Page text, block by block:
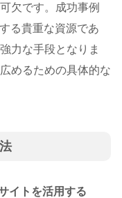
欠です。成功事例
る貴重な資源であ
力な手段となりま
めるための具体的な
イトを活用する